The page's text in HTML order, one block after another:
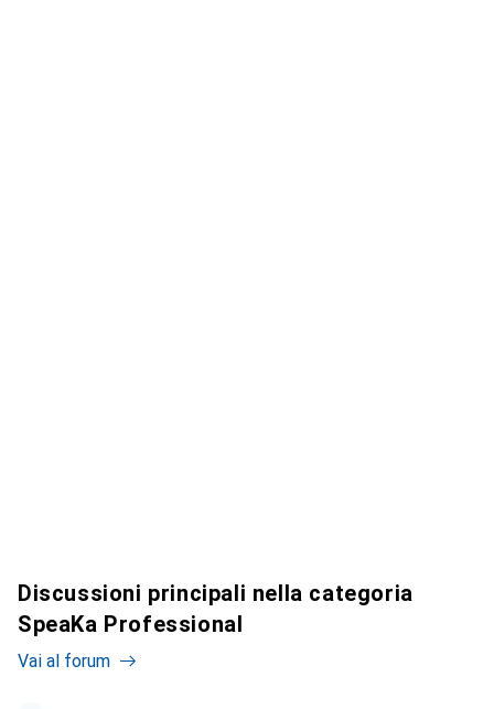
Discussioni principali nella categoria
SpeaKa Professional
Vai al forum